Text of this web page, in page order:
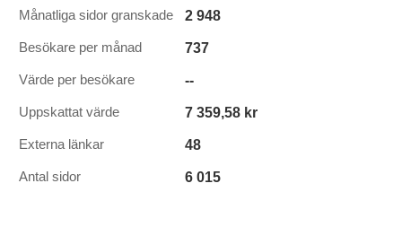
Månatliga sidor granskade 2 948
Besökare per månad 737
Värde per besökare --
Uppskattat värde 7 359,58 kr
Externa länkar 48
Antal sidor 6 015